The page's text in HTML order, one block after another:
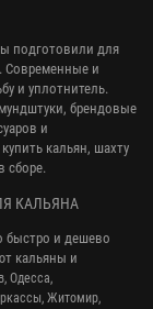
подготовили для
Современные и
и уплотнитель.
брендовые
и
кальян, шахту
сборе.
КАЛЬЯНА
быстро и дешево
кальяны и
Одесса,
Житомир,